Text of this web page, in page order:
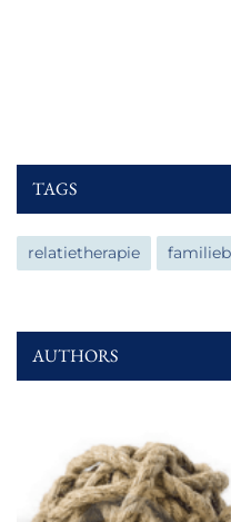
TAGS
relatietherapie
AUTHORS